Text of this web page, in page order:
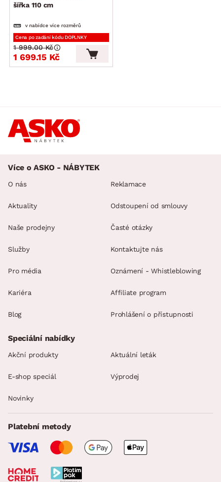
šířka 110 cm
v nabídce více rozměrů
Cena po zadání kódu DOPLNKY
1 699.15 Kč
1 999.00 Kč
Více o ASKO - NÁBYTEK
O nás
Aktuality
Naše prodejny
Služby
Pro média
Kariéra
Blog
Reklamace
Odstoupení od smlouvy
Časté otázky
Kontaktujte nás
Oznámení - Whistleblowing
Affiliate program
Prohlášení o přístupnosti
Speciální nabídky
Akční produkty Aktuální leták
E-shop speciál Výprodej
Novinky
Platební metody